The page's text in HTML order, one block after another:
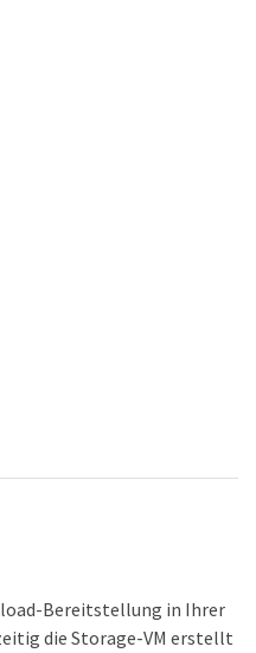
Bereitstellung in Ihrer
die Storage-VM erstellt